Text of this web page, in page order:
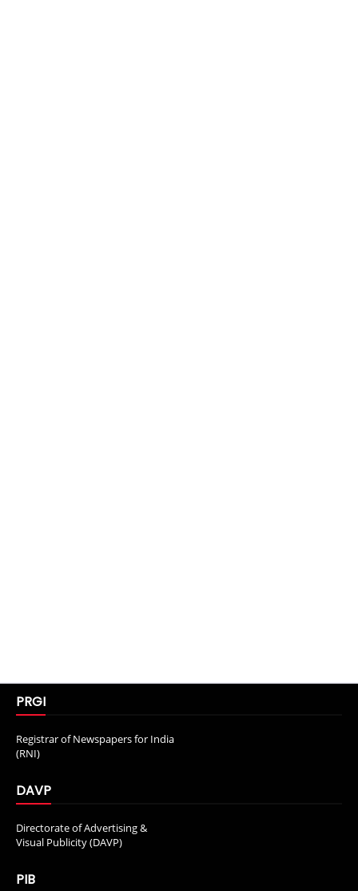
PRGI
Registrar of Newspapers for India
(RNI)
DAVP
Directorate of Advertising &
Visual Publicity (DAVP)
PIB